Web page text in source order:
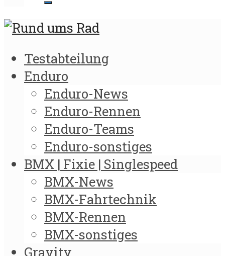
Testabteilung
Enduro
Enduro-News
Enduro-Rennen
Enduro-Teams
Enduro-sonstiges
BMX | Fixie | Singlespeed
BMX-News
BMX-Fahrtechnik
BMX-Rennen
BMX-sonstiges
Gravity